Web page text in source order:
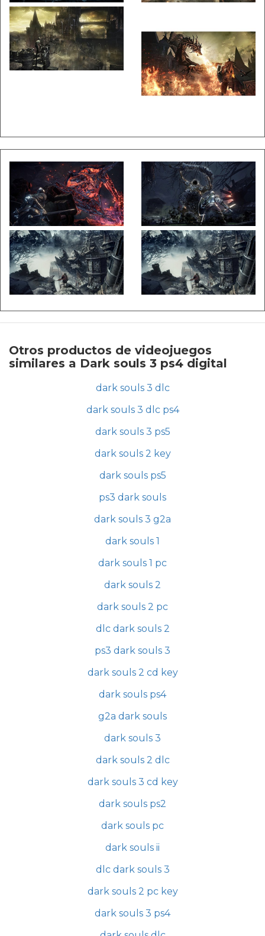
Otros productos de videojuegos
similares a Dark souls 3 ps4 digital
dark souls 3 dlc
dark souls 3 dlc ps4
dark souls 3 ps5
dark souls 2 key
dark souls ps5
ps3 dark souls
dark souls 3 g2a
dark souls 1
dark souls 1 pc
dark souls 2
dark souls 2 pc
dlc dark souls 2
ps3 dark souls 3
dark souls 2 cd key
dark souls ps4
g2a dark souls
dark souls 3
dark souls 2 dlc
dark souls 3 cd key
dark souls ps2
dark souls pc
dark souls ii
dlc dark souls 3
dark souls 2 pc key
dark souls 3 ps4